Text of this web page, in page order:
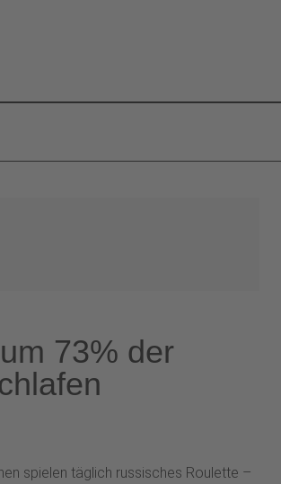
73% der
spielen täglich russisches Roulette –